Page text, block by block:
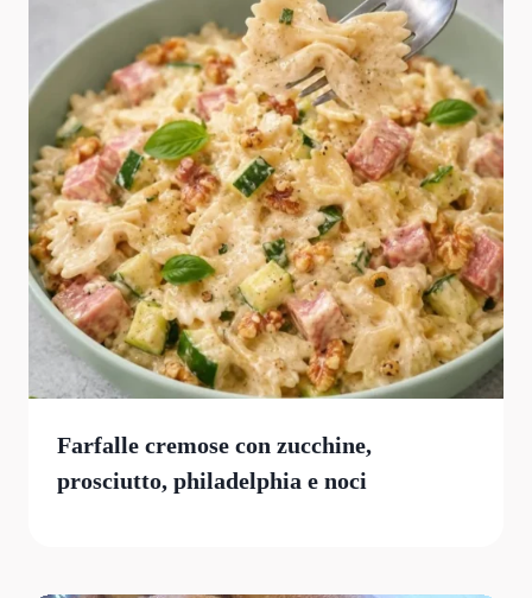
Farfalle cremose con zucchine,
prosciutto, philadelphia e noci